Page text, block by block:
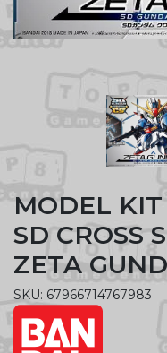
MODEL
SD CROSS
ZETA
SKU: 67966714767983